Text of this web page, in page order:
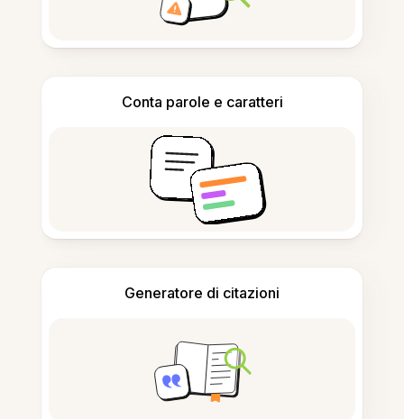
Conta parole e caratteri
Generatore di citazioni